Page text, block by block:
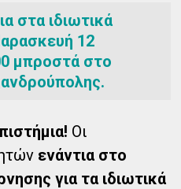
στα ιδιωτικά
12
μπροστά στο
Οι
ενάντια στο
για τα ιδιωτικά